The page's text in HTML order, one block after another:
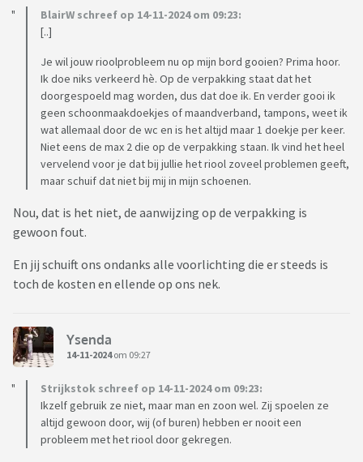
BlairW schreef op 14-11-2024 om 09:23:
[..]
Je wil jouw rioolprobleem nu op mijn bord gooien? Prima hoor.
Ik doe niks verkeerd hè. Op de verpakking staat dat het
doorgespoeld mag worden, dus dat doe ik. En verder gooi ik
geen schoonmaakdoekjes of maandverband, tampons, weet ik
wat allemaal door de wc en is het altijd maar 1 doekje per keer.
Niet eens de max 2 die op de verpakking staan. Ik vind het heel
vervelend voor je dat bij jullie het riool zoveel problemen geeft,
maar schuif dat niet bij mij in mijn schoenen.
Nou, dat is het niet, de aanwijzing op de verpakking is
gewoon fout.
En jij schuift ons ondanks alle voorlichting die er steeds is
toch de kosten en ellende op ons nek.
Ysenda
14-11-2024om 09:27
Strijkstok schreef op 14-11-2024 om 09:23:
Ikzelf gebruik ze niet, maar man en zoon wel. Zij spoelen ze
altijd gewoon door, wij (of buren) hebben er nooit een
probleem met het riool door gekregen.